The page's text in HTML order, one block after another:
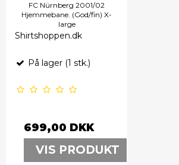
FC Nürnberg 2001/02
Hjemmebane. (God/fin) X-
large
Shirtshoppen.dk
På lager (1 stk.)
699,00 DKK
VIS PRODUKT